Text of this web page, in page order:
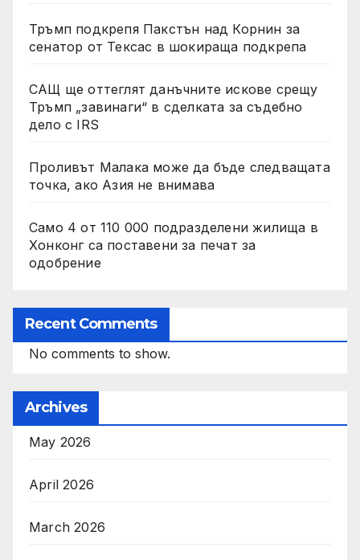
Тръмп подкрепя Пакстън над Корнин за
сенатор от Тексас в шокираща подкрепа
САЩ ще оттеглят данъчните искове срещу
Тръмп „завинаги“ в сделката за съдебно
дело с IRS
Проливът Малака може да бъде следващата
точка, ако Азия не внимава
Само 4 от 110 000 подразделени жилища в
Хонконг са поставени за печат за
одобрение
Recent Comments
No comments to show.
Archives
May 2026
April 2026
March 2026